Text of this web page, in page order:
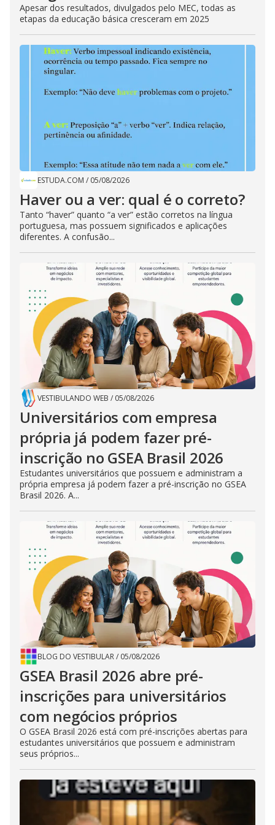
Apesar dos resultados, divulgados pelo MEC, todas as
etapas da educação básica cresceram em 2025
ESTUDA.COM / 05/08/2026
Haver ou a ver: qual é o correto?
Tanto “haver” quanto “a ver” estão corretos na língua
portuguesa, mas possuem significados e aplicações
diferentes. A confusão...
VESTIBULANDO WEB / 05/08/2026
Universitários com empresa
própria já podem fazer pré-
inscrição no GSEA Brasil 2026
Estudantes universitários que possuem e administram a
própria empresa já podem fazer a pré-inscrição no GSEA
Brasil 2026. A...
BLOG DO VESTIBULAR/ 05/08/2026
GSEA Brasil 2026 abre pré-
inscrições para universitários
com negócios próprios
O GSEA Brasil 2026 está com pré-inscrições abertas para
estudantes universitários que possuem e administram
seus próprios...